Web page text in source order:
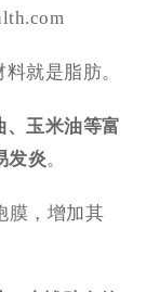
就是脂肪。
、玉米油等富
发炎。
膜，增加其